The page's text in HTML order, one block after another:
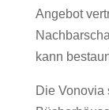
Angebot
kann
Die Vonovia